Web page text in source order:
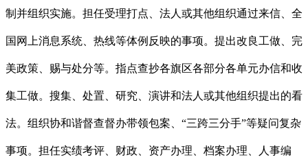
制并组织实施。担任受理打点、法人或其他组织通过来信、全
国网上消息系统、热线等体例反映的事项。提出改良工做、完
美政策、赐与处分等。指点查抄各旗区各部分各单元办信和收
集工做。搜集、处置、研究、演讲和法人或其他组织提出的看
法。组织协和谐督查督办带领包案、“三跨三分手”等疑问复杂
事项。担任实绩考评、财政、资产办理、档案办理、人事编